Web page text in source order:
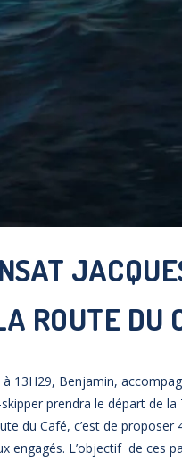
ROUTE DU
13H29, Benjamin,
prendra le départ de la
du Café, c’est de proposer
engagés. L’objectif de ces